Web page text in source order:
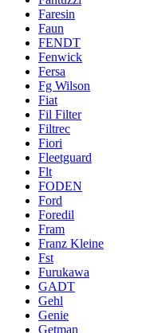
Faresin
Faun
FENDT
Fenwick
Fersa
Fg Wilson
Fiat
Fil Filter
Filtrec
Fiori
Fleetguard
Flt
FODEN
Ford
Foredil
Fram
Franz Kleine
Fst
Furukawa
GADT
Gehl
Genie
Getman